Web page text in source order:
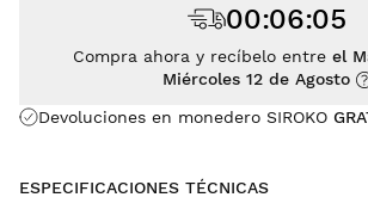
Devoluciones en monedero SIROKO
00:06:05
Compra ahora y recíbelo entre el
Miércoles 12 de Agosto
ESPECIFICACIONES TÉCNICAS